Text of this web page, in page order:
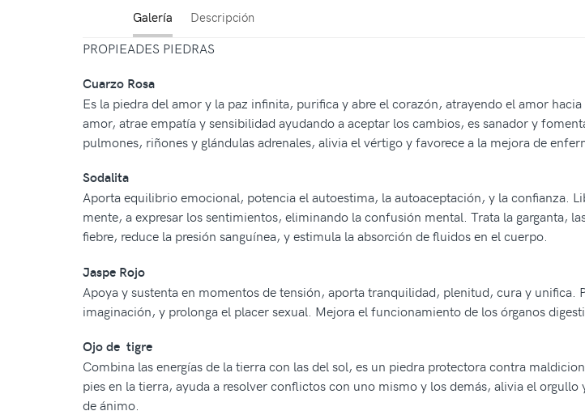
Galería Descripción
PROPIEADES PIEDRAS
Cuarzo Rosa
Es la piedra del amor y la paz infinita, purifica y abre el corazón, atrayendo el amor
amor, atrae empatía y sensibilidad ayudando a aceptar los cambios, es sanador y
pulmones, riñones y glándulas adrenales, alivia el vértigo y favorece a la mejora de
Sodalita
Aporta equilibrio emocional, potencia el autoestima, la autoaceptación, y la confianza.
mente, a expresar los sentimientos, eliminando la confusión mental. Trata la garganta,
fiebre, reduce la presión sanguínea, y estimula la absorción de fluidos en el cuerpo.
Jaspe Rojo
Apoya y sustenta en momentos de tensión, aporta tranquilidad, plenitud, cura y
imaginación, y prolonga el placer sexual. Mejora el funcionamiento de los órganos
Ojo de tigre
Combina las energías de la tierra con las del sol, es un piedra protectora contra
pies en la tierra, ayuda a resolver conflictos con uno mismo y los demás, alivia el
de ánimo.